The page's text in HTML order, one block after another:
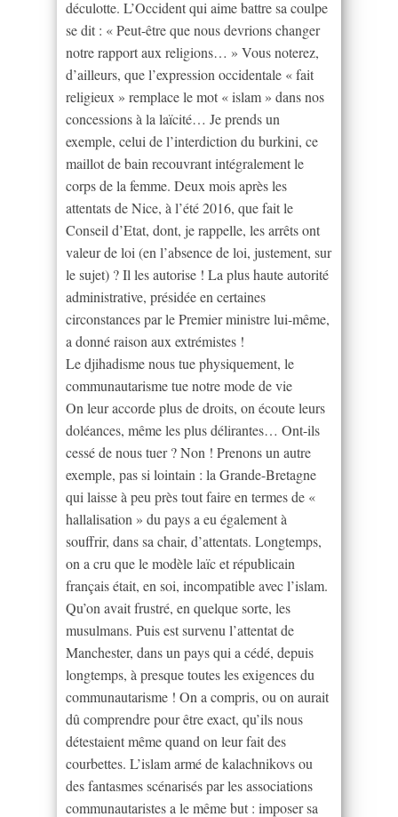
déculotte. L’Occident qui aime battre sa coulpe
se dit : « Peut-être que nous devrions changer
notre rapport aux religions… » Vous noterez,
d’ailleurs, que l’expression occidentale « fait
religieux » remplace le mot « islam » dans nos
concessions à la laïcité… Je prends un
exemple, celui de l’interdiction du burkini, ce
maillot de bain recouvrant intégralement le
corps de la femme. Deux mois après les
attentats de Nice, à l’été 2016, que fait le
Conseil d’Etat, dont, je rappelle, les arrêts ont
valeur de loi (en l’absence de loi, justement, sur
le sujet) ? Il les autorise ! La plus haute autorité
administrative, présidée en certaines
circonstances par le Premier ministre lui-même,
a donné raison aux extrémistes !
Le djihadisme nous tue physiquement, le
communautarisme tue notre mode de vie
On leur accorde plus de droits, on écoute leurs
doléances, même les plus délirantes… Ont-ils
cessé de nous tuer ? Non ! Prenons un autre
exemple, pas si lointain : la Grande-Bretagne
qui laisse à peu près tout faire en termes de «
hallalisation » du pays a eu également à
souffrir, dans sa chair, d’attentats. Longtemps,
on a cru que le modèle laïc et républicain
français était, en soi, incompatible avec l’islam.
Qu’on avait frustré, en quelque sorte, les
musulmans. Puis est survenu l’attentat de
Manchester, dans un pays qui a cédé, depuis
longtemps, à presque toutes les exigences du
communautarisme ! On a compris, ou on aurait
dû comprendre pour être exact, qu’ils nous
détestaient même quand on leur fait des
courbettes. L’islam armé de kalachnikovs ou
des fantasmes scénarisés par les associations
communautaristes a le même but : imposer sa